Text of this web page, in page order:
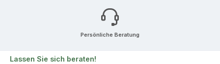
Persönliche Beratung
Lassen Sie sich beraten!